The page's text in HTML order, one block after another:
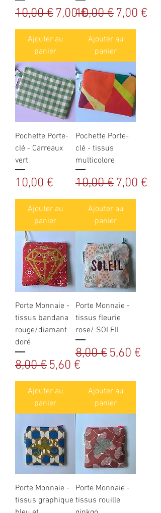
Prix original
10,00 € Prix promotionnel
7,00 €
Ajouter au
panier
Prix original
10,00 € Prix
7,00 €
Ajouter au
panier
Pochette Porte-
clé - Carreaux
vert
Prix
10,00 €
Ajouter au
panier
Pochette Porte-
clé - tissus
multicolore
Prix original
10,00 € Prix
7,00 €
Ajouter au
panier
Porte Monnaie -
tissus bandana
rouge/diamant
doré
Prix original
8,00 € Prix promotionnel
5,60 €
Ajouter au
panier
Porte Monnaie -
tissus fleurie
rose/ SOLEIL
Prix original
8,00 € Prix
5,60 €
Ajouter au
panier
Porte Monnaie -
tissus graphique
Porte Monnaie -
tissus rouille